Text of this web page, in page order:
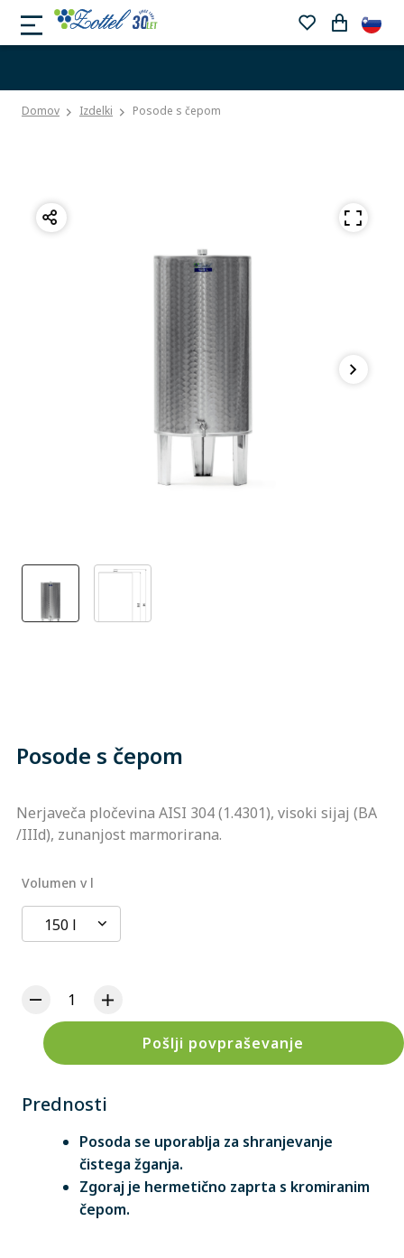
Domov Izdelki Posode s čepom
Posode s čepom
Nerjaveča pločevina AISI 304 (1.4301), visoki sijaj (BA
/IIId), zunanjost marmorirana.
Volumen v l
150 l
Pošlji povpraševanje
Prednosti
Posoda se uporablja za shranjevanje
čistega žganja.
Zgoraj je hermetično zaprta s kromiranim
čepom.